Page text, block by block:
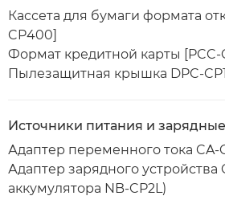
Кассета для бумаги формата
CP400]
Формат кредитной карты [PCC-
Пылезащитная крышка DPC-
Источники питания и зарядные
Адаптер переменного тока CA-
Адаптер зарядного устройства
аккумулятора NB-CP2L)